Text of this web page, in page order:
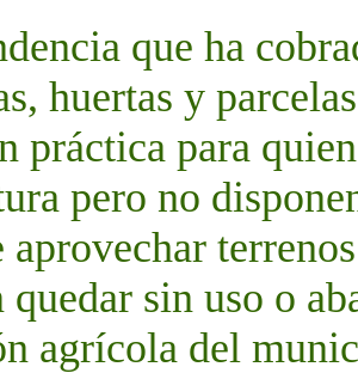
que ha
huertas y
práctica para
pero no
sin uso o
agrícola del